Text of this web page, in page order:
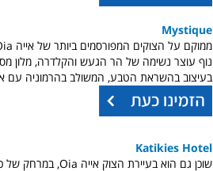
Mystique
נוף עוצר נשימה של הר הגעש והקלדרה, מלון
בעיצוב בהשראת הטבע, המשולב בהרמוניה עם
Katikies Hotel